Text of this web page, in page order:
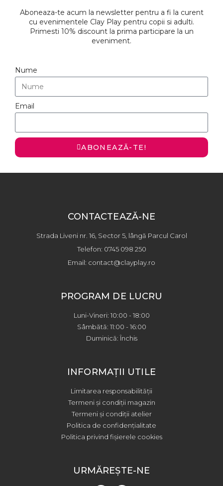
Aboneaza-te acum la newsletter pentru a fi la curent
cu evenimentele Clay Play pentru copii si adulti.
Primesti 10% discount la prima participare la un
eveniment.
Nume
Email
ABONEAZĂ-TE!
CONTACTEAZĂ-NE
Strada Liveni nr. 16, Sector 5, lângă Parcul Carol
Telefon: 0745 098 250
Email: contact@clayplay.ro
PROGRAM DE LUCRU
Luni-Vineri: 10:00 - 18:00
Sâmbătă: 11:00 - 16:00
Duminică: Închis
INFORMAȚII UTILE
Limitarea responsabilității
Termeni și condiții magazin
Termeni și condiții atelier
Politica de confidențialitate
Politica privind fișierele cookies
URMĂREȘTE-NE